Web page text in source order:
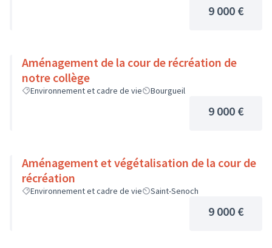
9 000 €
Aménagement de la cour de récréation de
notre collège
Environnement et cadre de vie Bourgueil
9 000 €
Aménagement et végétalisation de la cour de
récréation
Environnement et cadre de vie Saint-Senoch
9 000 €